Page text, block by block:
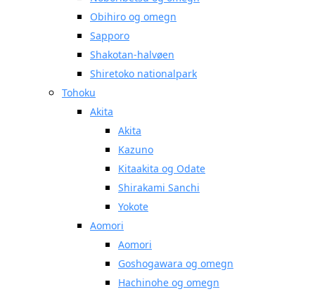
Obihiro og omegn
Sapporo
Shakotan-halvøen
Shiretoko nationalpark
Tohoku
Akita
Akita
Kazuno
Kitaakita og Odate
Shirakami Sanchi
Yokote
Aomori
Aomori
Goshogawara og omegn
Hachinohe og omegn